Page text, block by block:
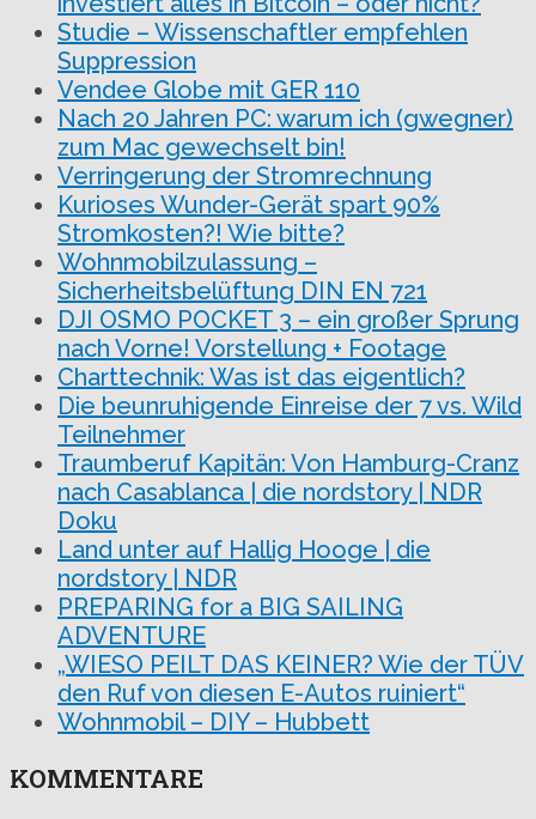
Studie – Wissenschaftler empfehlen
Suppression
Vendee Globe mit GER 110
Nach 20 Jahren PC: warum ich (gwegner)
zum Mac gewechselt bin!
Verringerung der Stromrechnung
Kurioses Wunder-Gerät spart 90%
Stromkosten?! Wie bitte?
Wohnmobilzulassung –
Sicherheitsbelüftung DIN EN 721
DJI OSMO POCKET 3 – ein großer Sprung
nach Vorne! Vorstellung + Footage
Charttechnik: Was ist das eigentlich?
Die beunruhigende Einreise der 7 vs. Wild
Teilnehmer
Traumberuf Kapitän: Von Hamburg-Cranz
nach Casablanca | die nordstory | NDR
Doku
Land unter auf Hallig Hooge | die
nordstory | NDR
PREPARING for a BIG SAILING
ADVENTURE
„WIESO PEILT DAS KEINER? Wie der TÜV
den Ruf von diesen E-Autos ruiniert“
Wohnmobil – DIY – Hubbett
KOMMENTARE